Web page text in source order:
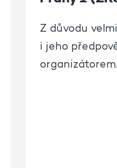
Z důvodu
i jeho
organizátorem.